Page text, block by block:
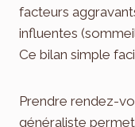
facteurs
influentes
Ce bilan simple
Prendre rendez-
généraliste